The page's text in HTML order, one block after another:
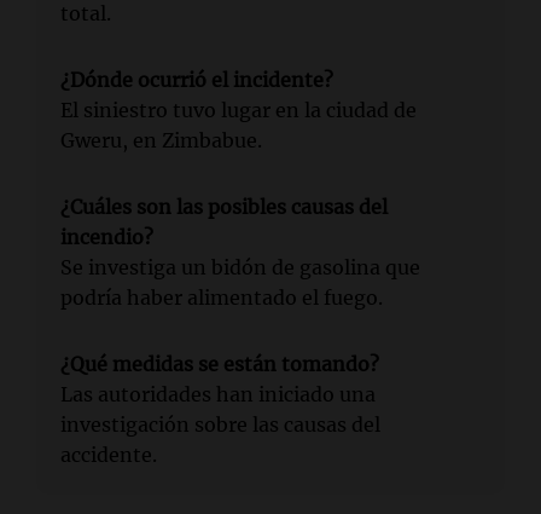
total.
¿Dónde ocurrió el incidente?
El siniestro tuvo lugar en la ciudad de
Gweru, en Zimbabue.
¿Cuáles son las posibles causas del
incendio?
Se investiga un bidón de gasolina que
podría haber alimentado el fuego.
¿Qué medidas se están tomando?
Las autoridades han iniciado una
investigación sobre las causas del
accidente.